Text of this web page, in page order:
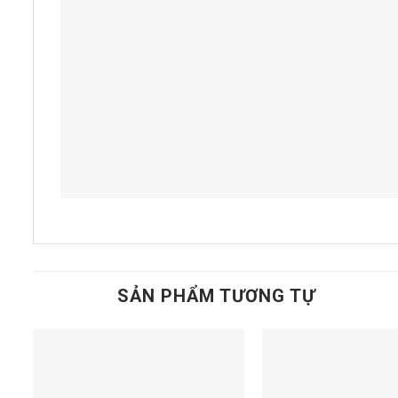
SẢN PHẨM TƯƠNG TỰ